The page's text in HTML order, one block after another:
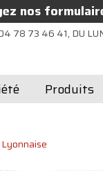
nos
78 73 46 41, DU
Produits